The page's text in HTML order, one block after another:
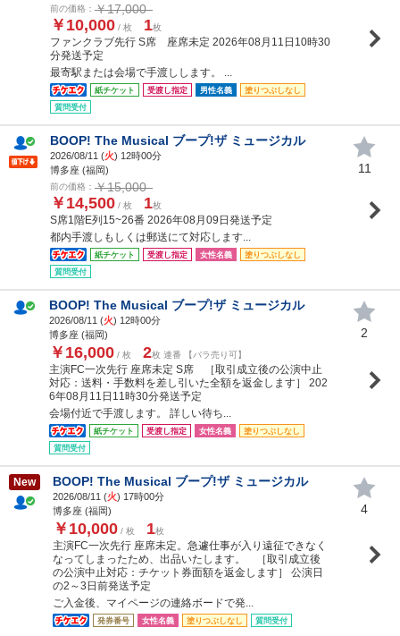
前の価格： ￥17,000
￥10,000 / 枚 1枚
ファンクラブ先行 S席 座席未定 2026年08月11日10時30
分発送予定
最寄駅または会場で手渡しします。 ...
紙チケット 受渡し指定 男性名義
塗りつぶしなし
質問受付
BOOP! The Musical ブープ!ザ ミュージカル
2026/08/11 (火) 12時00分
博多座 (福岡)
前の価格： ￥15,000
￥14,500 / 枚 1枚
S席1階E列15~26番 2026年08月09日発送予定
都内手渡しもしくは郵送にて対応します...
紙チケット 受渡し指定 女性名義
塗りつぶしなし
質問受付
11
BOOP! The Musical ブープ!ザ ミュージカル
2026/08/11 (火) 12時00分
博多座 (福岡)
￥16,000 / 枚 2枚 連番 【バラ売り可】
主演FC一次先行 座席未定 S席 ［取引成立後の公演中止
対応：送料・手数料を差し引いた全額を返金します］ 202
6年08月11日11時30分発送予定
会場付近で手渡します。 詳しい待ち...
紙チケット 受渡し指定 女性名義
塗りつぶしなし
質問受付
2
New BOOP! The Musical ブープ!ザ ミュージカル
2026/08/11 (火) 17時00分
博多座 (福岡)
￥10,000 / 枚 1枚
主演FC一次先行 座席未定。急遽仕事が入り遠征できなく
なってしまったため、出品いたします。 ［取引成立後
の公演中止対応：チケット券面額を返金します］ 公演日
の2～3日前発送予定
ご入金後、マイページの連絡ボードで発...
発券番号 女性名義 塗りつぶしなし 質問受付
4